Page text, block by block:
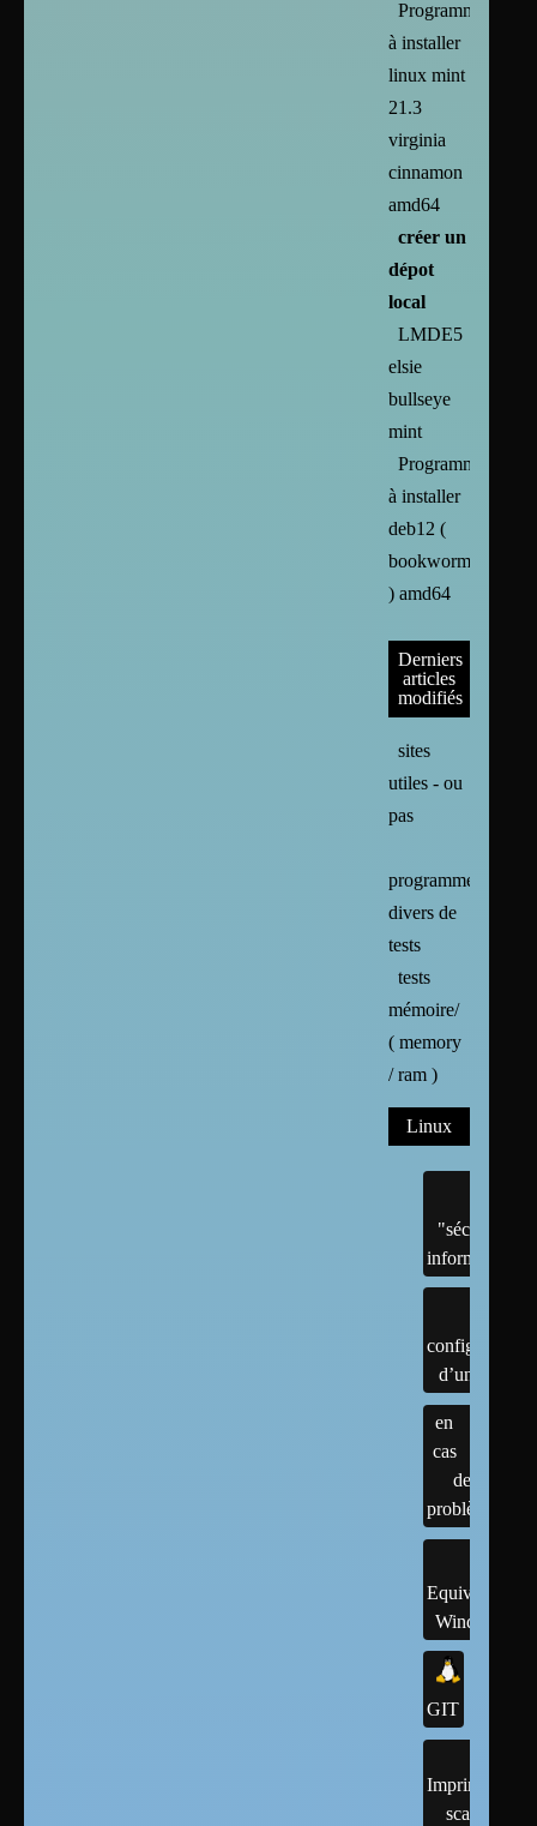
Programmes
à installer
linux mint
21.3
virginia
cinnamon
amd64
créer un
dépot
local
LMDE5
elsie
bullseye
mint
Programmes
à installer
deb12 (
bookworm
) amd64
Derniers
articles
modifiés
sites
utiles - ou
pas
programmes
divers de
tests
tests
mémoire/
( memory
/ ram )
Linux
"sécurité"
informatique
configuration
d’un linux
en
cas
de
problème
Equivalents
Windows
GIT
Imprimantes,
scanner,